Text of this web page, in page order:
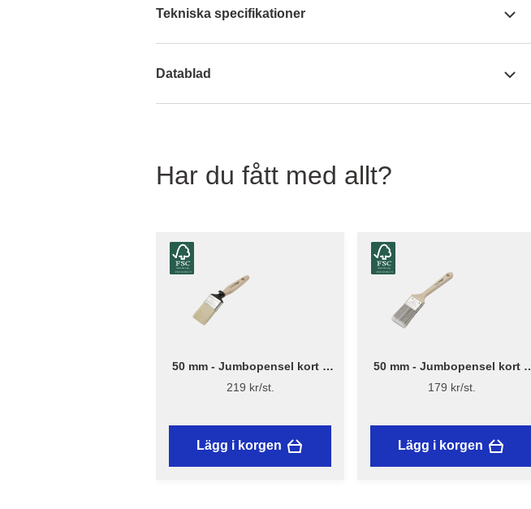
Tekniska specifikationer
Datablad
Har du fått med allt?
50 mm - Jumbopensel kort –
Flügger Excellence
219 kr/st.
Lägg i korgen
50 mm - Jumbopensel kort –
Flügger Pro Series
179 kr/st.
Lägg i korgen